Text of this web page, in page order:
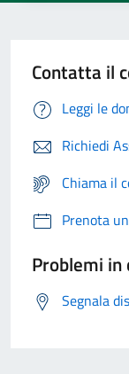
Contatta il
Leggi le
Richiedi
Chiama il
Prenota
Problemi
Segnala